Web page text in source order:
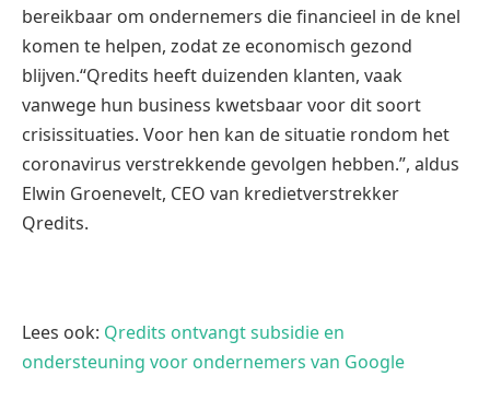
bereikbaar om ondernemers die financieel in de knel
komen te helpen, zodat ze economisch gezond
blijven.“Qredits heeft duizenden klanten, vaak
vanwege hun business kwetsbaar voor dit soort
crisissituaties. Voor hen kan de situatie rondom het
coronavirus verstrekkende gevolgen hebben.”, aldus
Elwin Groenevelt, CEO van kredietverstrekker
Qredits.
Lees ook: Qredits ontvangt subsidie en
ondersteuning voor ondernemers van Google